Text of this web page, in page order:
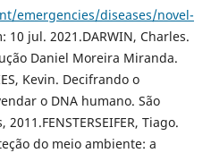
emergencies/diseases/novel-
10 jul. 2021.DARWIN, Charles.
Daniel Moreira Miranda.
Kevin. Decifrando o
o DNA humano. São
Tiago.
do meio ambiente: a